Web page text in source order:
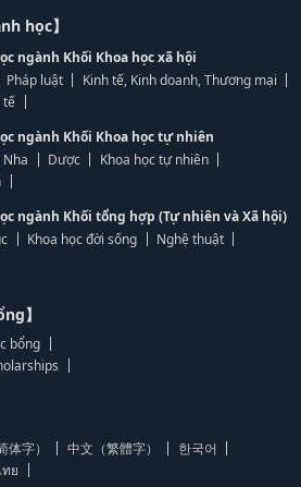
học】
ngành Khối Khoa học xã hội
Pháp luật
Kinh tế, Kinh doanh, Thương mại
tế
ngành Khối Khoa học tự nhiên
Nha Dược
Khoa học tự nhiên
ngành Khối tổng hợp (Tự nhiên và Xã hội)
Khoa học đời sống
Nghệ thuật
】
bổng
体字） 中文（繁體字）
한국어
ย